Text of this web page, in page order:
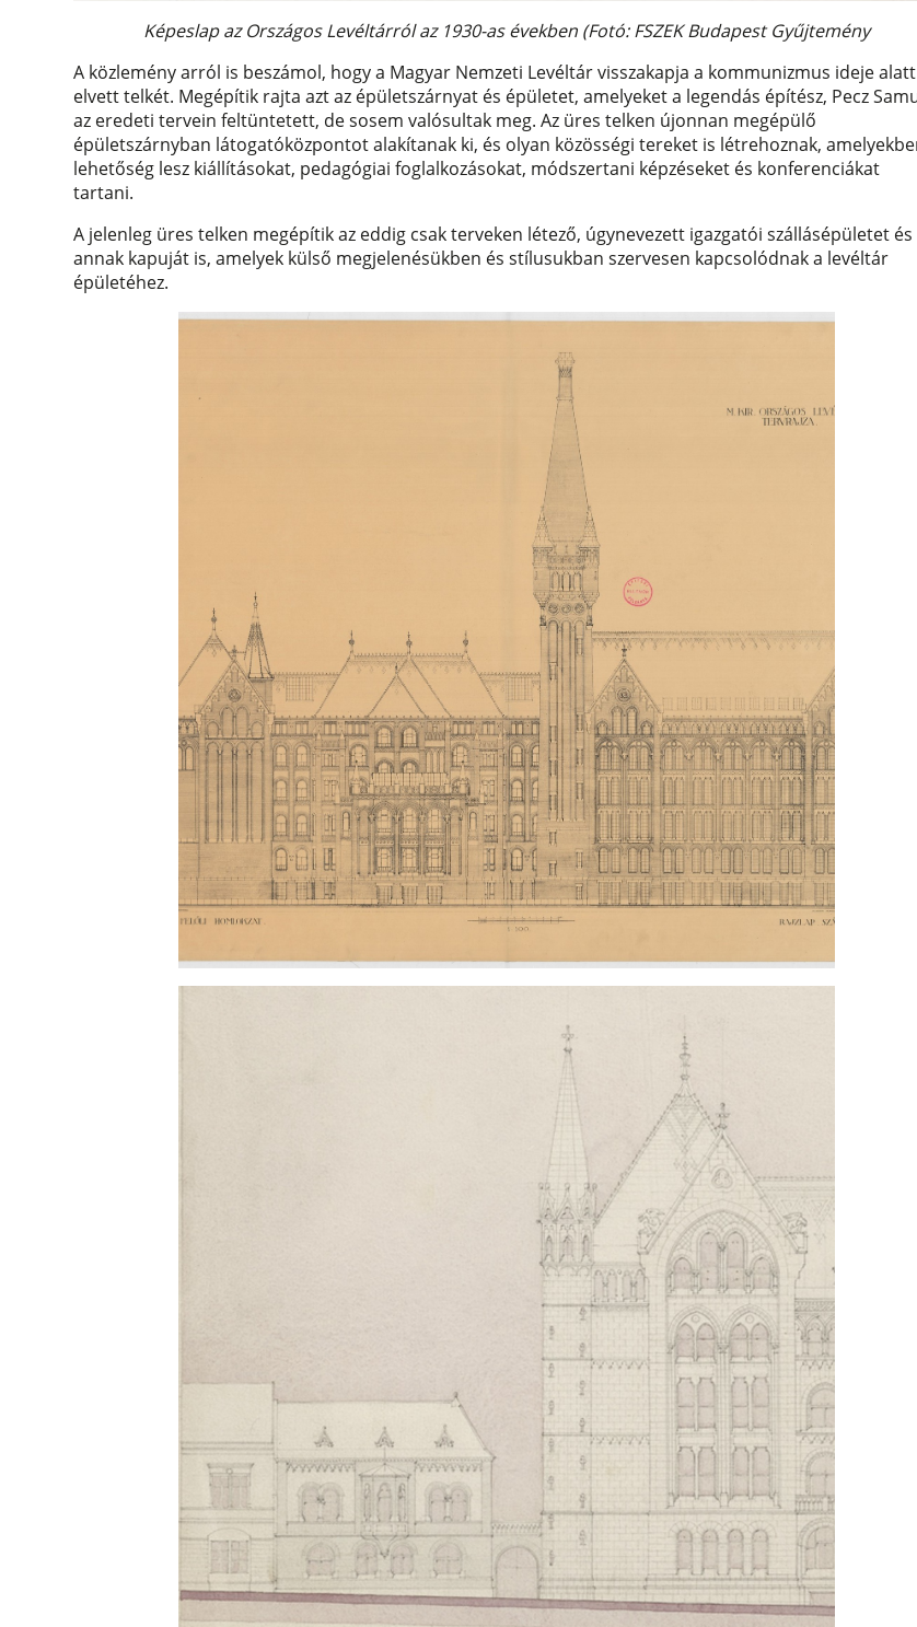
Képeslap az Országos Levéltárról az 1930-as években (Fotó: FSZEK Budapest Gyűjtemény
A közlemény arról is beszámol, hogy a Magyar Nemzeti Levéltár visszakapja a kommunizmus ideje alatt
elvett telkét. Megépítik rajta azt az épületszárnyat és épületet, amelyeket a legendás építész, Pecz
az eredeti tervein feltüntetett, de sosem valósultak meg. Az üres telken újonnan megépülő
épületszárnyban látogatóközpontot alakítanak ki, és olyan közösségi tereket is létrehoznak,
lehetőség lesz kiállításokat, pedagógiai foglalkozásokat, módszertani képzéseket és konferenciákat
tartani.
A jelenleg üres telken megépítik az eddig csak terveken létező, úgynevezett igazgatói szállásépületet és
annak kapuját is, amelyek külső megjelenésükben és stílusukban szervesen kapcsolódnak a levéltár
épületéhez.